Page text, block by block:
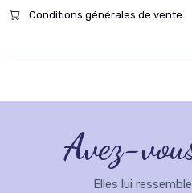
Conditions générales de vente
Avez-
Elles lui